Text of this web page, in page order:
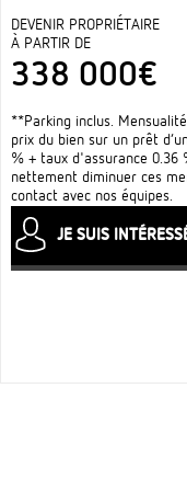
DEVENIR PROPRIÉTAIRE
À PARTIR DE
338 000€
**Parking inclus.
prix du bien sur un prêt
% + taux d'assurance 0.36
nettement diminuer ces
contact avec nos équipes.
JE SUIS